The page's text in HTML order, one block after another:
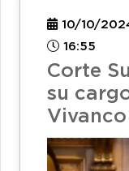
10/10/
16:55
Corte
su
Vivanco